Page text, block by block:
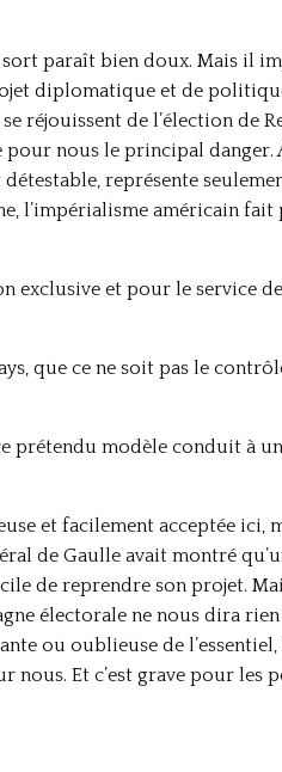
sort paraît bien doux. Mais il
diplomatique et de
réjouissent de l’élection de
pour nous le principal danger.
représente
l’impérialisme américain
exclusive et pour le service
que ce ne soit pas le
prétendu modèle conduit à
et facilement acceptée ici,
de Gaulle avait montré
de reprendre son projet.
électorale ne nous dira
ou oublieuse de
nous. Et c’est grave pour les